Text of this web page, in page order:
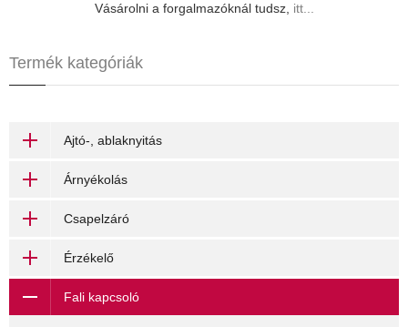
Vásárolni a forgalmazóknál tudsz, itt...
Termék kategóriák
Ajtó-, ablaknyitás
Árnyékolás
Csapelzáró
Érzékelő
Fali kapcsoló